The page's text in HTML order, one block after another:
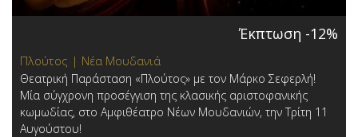
Έκπτωση -12%
Πλούτος | Νέα Μουδανιά
Θεατρική Παράσταση «Πλούτος» με τον Μάρκο Σεφερλή!
Μία σύγχρονη προσέγγιση της κλασικής αριστοφανικής
κωμωδίας, στο Αμφιθέατρο Νέων Μουδανιών, την Τρίτη 11
Αυγούστου!